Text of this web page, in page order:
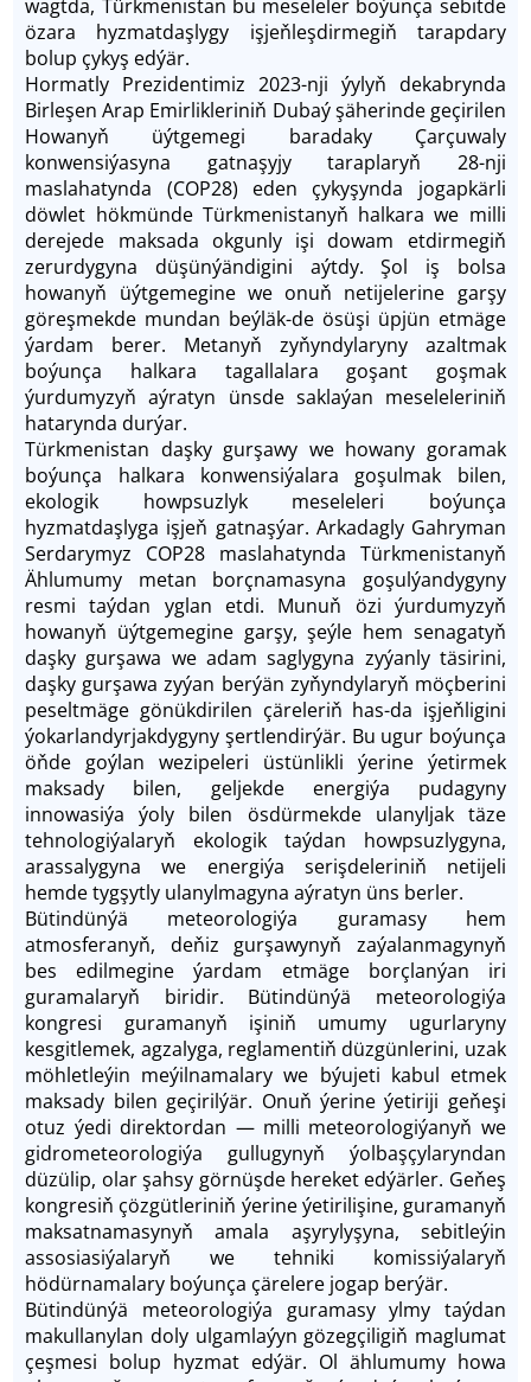
wagtda, Türkmenistan bu meseleler boýunça sebitde
özara hyzmatdaşlygy işjeň­leşdirmegiň tarapdary
bolup çykyş edýär.
Hormatly Prezidentimiz 2023-nji ýylyň dekabrynda
Birleşen Arap Emirlikleriniň Dubaý şäherinde geçirilen
Howanyň üýtgemegi baradaky Çarçuwaly
konwensiýasyna gatnaşyjy taraplaryň 28-nji
maslahatynda (СOP28) eden çykyşynda jogapkärli
döwlet hökmünde Türkmenistanyň halkara we milli
derejede maksada okgunly işi dowam etdirmegiň
zerurdygyna düşünýändigini aýtdy. Şol iş bolsa
howanyň üýtgemegine we onuň netijelerine garşy
göreşmekde mundan beýläk-de ösüşi üpjün etmäge
ýardam berer. Metanyň zy­ňyndylaryny azaltmak
boýunça halkara tagallalara goşant goşmak
ýurdumyzyň aýratyn ünsde saklaýan meseleleriniň
hatarynda durýar.
Türkmenistan daşky gurşawy we howany goramak
boýunça halkara konwensiýalara goşulmak bilen,
ekologik howpsuzlyk meseleleri boýunça
hyzmatdaşlyga işjeň gatnaşýar. Arkadagly Gahryman
Serdarymyz СOP28 maslahatynda Türkmenistanyň
Ählumumy metan borçnamasyna goşulýandygyny
resmi taýdan yglan etdi. Munuň özi ýurdumyzyň
howanyň üýtgemegine garşy, şeýle hem senagatyň
daşky gurşawa we adam saglygyna zyýanly täsirini,
daşky gurşawa zyýan berýän zy­ňyndylaryň möçberini
peseltmäge gönükdirilen çäreleriň has-da işjeň­ligini
ýokarlandyrjakdygyny şertlendirýär. Bu ugur boýunça
öň­de goýlan wezipeleri üstünlikli ýerine ýetirmek
maksady bilen, geljekde energiýa pudagyny
innowasiýa ýoly bilen ösdürmekde ulanyljak täze
tehnologiýalaryň ekologik taýdan howpsuzlygyna,
arassalygyna we energiýa serişdeleriniň netijeli
hemde tygşytly ulanylmagyna aýratyn üns berler.
Bütindünýä meteorologiýa guramasy hem
atmosferanyň, de­ňiz gurşawynyň zaýalanmagynyň
bes edilmegine ýardam etmäge borçlanýan iri
guramalaryň biridir. Bütindünýä meteorologiýa
kongresi guramanyň işiniň umumy ugurlaryny
kesgitlemek, agzalyga, reglamentiň düzgünlerini, uzak
möhletleýin meýilnamalary we býujeti kabul etmek
maksady bilen geçirilýär. Onuň ýerine ýetiriji ge­ňeşi
otuz ýedi direktordan — milli meteorologiýanyň we
gidrometeorologiýa gullugynyň ýolbaşçylaryndan
düzülip, olar şahsy görnüşde hereket edýärler. Ge­ňeş
kongresiň çözgütleriniň ýerine ýetirilişine, guramanyň
maksatnamasynyň amala aşyrylyşyna, sebitleýin
assosiasiýalaryň we tehniki komissiýalaryň
hödürnamalary boýunça çärelere jogap berýär.
Bütindünýä meteorologiýa guramasy ylmy taýdan
makullanylan doly ulgamlaýyn gözegçiligiň maglumat
çeşmesi bolup hyzmat edýär. Ol ählumumy howa